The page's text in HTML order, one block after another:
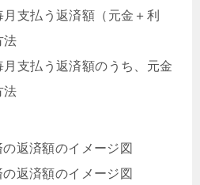
月支払う返済額（元金＋利
法
月支払う返済額のうち、元金
法